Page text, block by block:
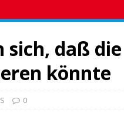
daß
könnte
0